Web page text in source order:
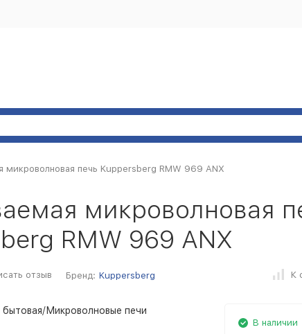
микроволновая печь Kuppersberg RMW 969 ANX
микроволновая
RMW 969 ANX
отзыв Бренд: Kuppersberg К
бытовая/Микроволновые печи
В наличии